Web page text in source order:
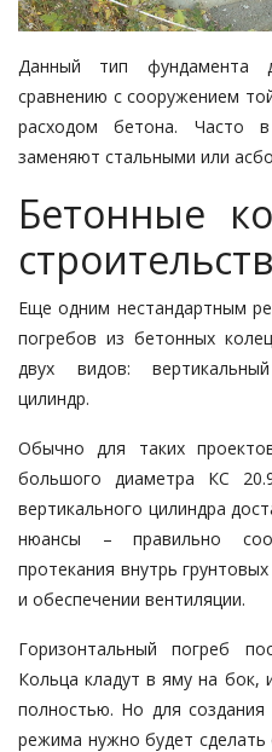
Данный тип фундамента
сравнению с сооружением
расходом бетона. Часто
заменяют стальными или
Бетонные
Еще одним нестандартным
погребов из бетонных
двух видов:
цилиндр.
Обычно для таких
большого диаметра КС
вертикального цилиндра
нюансы – правильно
протекания внутрь
и обеспечении вентиляции.
Горизонтальный погреб
Кольца кладут в яму на бок,
полностью. Но для создания
режима нужно будет